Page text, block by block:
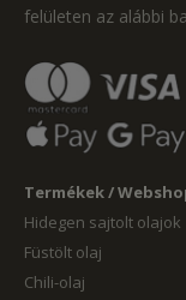
Termékek /
Hidegen sajtolt olajok
Füstölt olaj
Chili-olaj
felületen az alábbi